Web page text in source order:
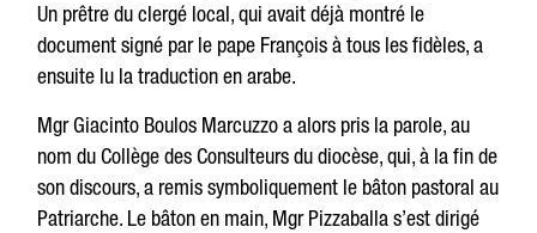
Un prêtre du clergé local, qui avait déjà montré le
document signé par le pape François à tous les fidèles, a
ensuite lu la traduction en arabe.
Mgr Giacinto Boulos Marcuzzo a alors pris la parole, au
nom du Collège des Consulteurs du diocèse, qui, à la fin de
son discours, a remis symboliquement le bâton pastoral au
Patriarche. Le bâton en main, Mgr Pizzaballa s’est dirigé